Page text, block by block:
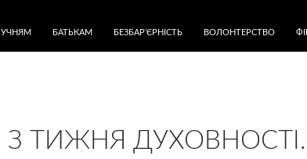
УЧНЯМ БАТЬКАМ БЕЗБАР’ЄРНІСТЬ ВОЛОНТЕРСТВО
З ТИЖНЯ